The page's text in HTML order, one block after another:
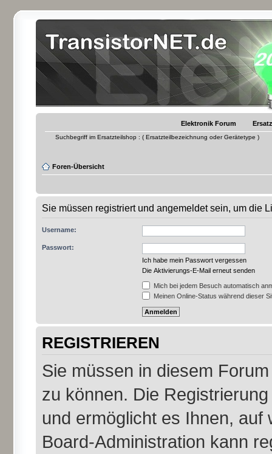
Elektronik Forum
Suchbegriff im Ersatzteilshop : ( Ersatzteilbezeichnung oder Gerätetype )
Foren-Übersicht
Sie müssen registriert und angemeldet sein, um die
Username:
Passwort:
Ich habe mein Passwort vergessen
Die Aktivierungs-E-Mail erneut senden
Mich bei jedem Besuch automatisch
Meinen Online-Status während dieser
REGISTRIEREN
Sie müssen in diesem
zu können. Die
und ermöglicht es Ihnen,
Board-Administration kann